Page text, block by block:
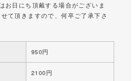
お日にち頂戴する場合がございま
て頂きますので、何卒ご了承下さ
950円
2100円